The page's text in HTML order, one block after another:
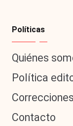
Políticas
Quiénes
Política
Contacto